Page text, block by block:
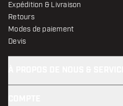
Expédition & Livraison
Retours
Modes de paiement
Devis